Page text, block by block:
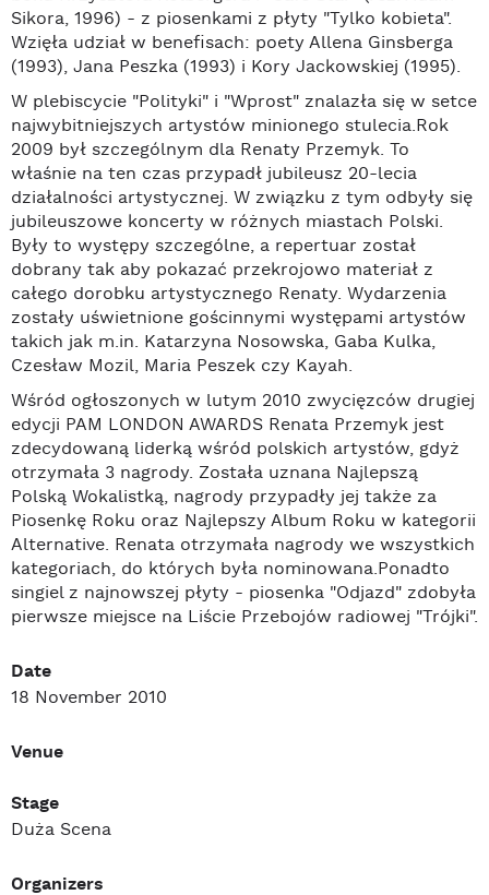
Sikora, 1996) - z piosenkami z płyty "Tylko kobieta".
Wzięła udział w benefisach: poety Allena Ginsberga
(1993), Jana Peszka (1993) i Kory Jackowskiej (1995).
W plebiscycie "Polityki" i "Wprost" znalazła się w setce
najwybitniejszych artystów minionego stulecia.Rok
2009 był szczególnym dla Renaty Przemyk. To
właśnie na ten czas przypadł jubileusz 20-lecia
działalności artystycznej. W związku z tym odbyły się
jubileuszowe koncerty w różnych miastach Polski.
Były to występy szczególne, a repertuar został
dobrany tak aby pokazać przekrojowo materiał z
całego dorobku artystycznego Renaty. Wydarzenia
zostały uświetnione gościnnymi występami artystów
takich jak m.in. Katarzyna Nosowska, Gaba Kulka,
Czesław Mozil, Maria Peszek czy Kayah.
Wśród ogłoszonych w lutym 2010 zwycięzców drugiej
edycji PAM LONDON AWARDS Renata Przemyk jest
zdecydowaną liderką wśród polskich artystów, gdyż
otrzymała 3 nagrody. Została uznana Najlepszą
Polską Wokalistką, nagrody przypadły jej także za
Piosenkę Roku oraz Najlepszy Album Roku w kategorii
Alternative. Renata otrzymała nagrody we wszystkich
kategoriach, do których była nominowana.Ponadto
singiel z najnowszej płyty - piosenka "Odjazd" zdobyła
pierwsze miejsce na Liście Przebojów radiowej "Trójki".
Date
18 November 2010
Venue
Stage
Duża Scena
Organizers